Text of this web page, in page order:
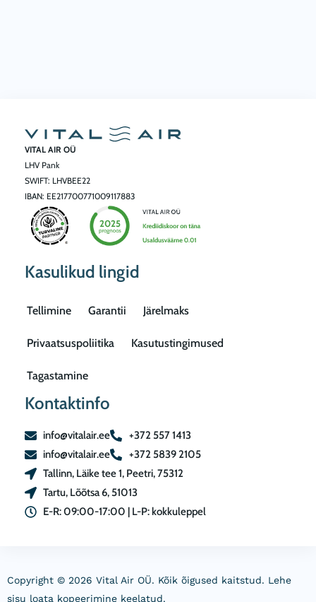
VITAL AIR OÜ
LHV Pank
SWIFT: LHVBEE22
IBAN: EE217700771009117883
Kasulikud lingid
Tellimine Garantii Järelmaks
Privaatsuspoliitika Kasutustingimused
Tagastamine
Kontaktinfo
info@vitalair.ee
+372 557 1413
info@vitalair.ee
+372 5839 2105
Tallinn, Läike tee 1, Peetri, 75312
Tartu, Lõõtsa 6, 51013
E-R: 09:00-17:00 | L-P: kokkuleppel
Copyright © 2026 Vital Air OÜ. Kõik õigused kaitstud. Lehe
sisu loata kopeerimine keelatud.